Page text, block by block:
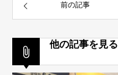
前の記事
他の記事を見る